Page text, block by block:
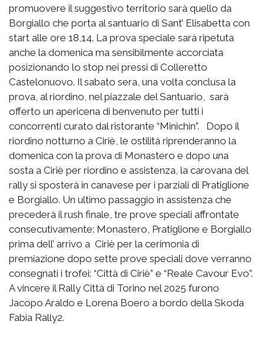
promuovere il suggestivo territorio sarà quello da
Borgiallo che porta al santuario di Sant’ Elisabetta con
start alle ore 18,14. La prova speciale sarà ripetuta
anche la domenica ma sensibilmente accorciata
posizionando lo stop nei pressi di Colleretto
Castelonuovo. Il sabato sera, una volta conclusa la
prova, al riordino, nel piazzale del Santuario, sarà
offerto un apericena di benvenuto per tutti i
concorrenti curato dal ristorante “Minichin”. Dopo il
riordino notturno a Ciriè, le ostilità riprenderanno la
domenica con la prova di Monastero e dopo una
sosta a Ciriè per riordino e assistenza, la carovana del
rally si sposterà in canavese per i parziali di Pratiglione
e Borgiallo. Un ultimo passaggio in assistenza che
precederà il rush finale, tre prove speciali affrontate
consecutivamente: Monastero, Pratiglione e Borgiallo
prima dell’ arrivo a Ciriè per la cerimonia di
premiazione dopo sette prove speciali dove verranno
consegnati i trofei: “Città di Ciriè” e “Reale Cavour Evo”.
A vincere il Rally Città di Torino nel 2025 furono
Jacopo Araldo e Lorena Boero a bordo della Skoda
Fabia Rally2.